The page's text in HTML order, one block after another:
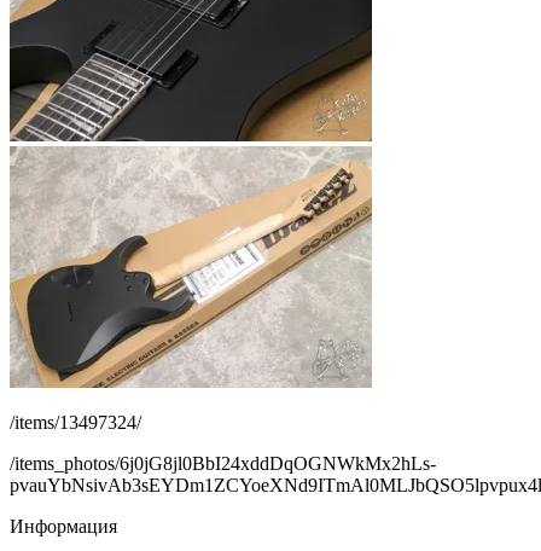
/items/13497324/
/items_photos/6j0jG8jl0BbI24xddDqOGNWkMx2hLs-
Информация